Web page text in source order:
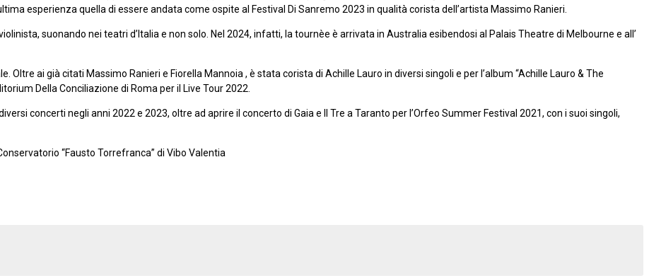
esperienza quella di essere andata come ospite al Festival Di Sanremo 2023 in qualità corista dell’artista Massimo Ranieri.
suonando nei teatri d’Italia e non solo. Nel 2024, infatti, la tournèe è arrivata in Australia esibendosi al Palais Theatre di Melbourne e all’
ai già citati Massimo Ranieri e Fiorella Mannoia , è stata corista di Achille Lauro in diversi singoli e per l’album “Achille Lauro & The
Della Conciliazione di Roma per il Live Tour 2022.
concerti negli anni 2022 e 2023, oltre ad aprire il concerto di Gaia e Il Tre a Taranto per l’Orfeo Summer Festival 2021, con i suoi singoli,
“Fausto Torrefranca” di Vibo Valentia